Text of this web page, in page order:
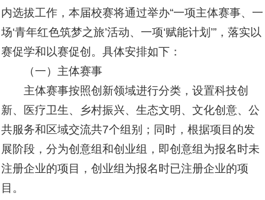
内选拔工作，本届校赛将通过举办“一项主体赛事、一
场‘青年红色筑梦之旅’活动、一项‘赋能计划’”，落实以
赛促学和以赛促创。具体安排如下：
（一）主体赛事
主体赛事按照创新领域进行分类，设置科技创
新、医疗卫生、乡村振兴、生态文明、文化创意、公
共服务和区域交流共7个组别；同时，根据项目的发
展阶段，分为创意组和创业组，即创意组为报名时未
注册企业的项目，创业组为报名时已注册企业的项
目。